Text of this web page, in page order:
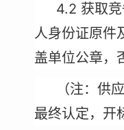
4.2 获取
人身份证原件
盖单位公章，
（注：供
最终认定，开